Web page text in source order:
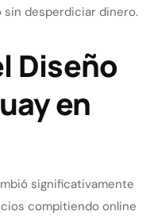
desperdiciar dinero.
Diseño
en
significativamente
compitiendo online